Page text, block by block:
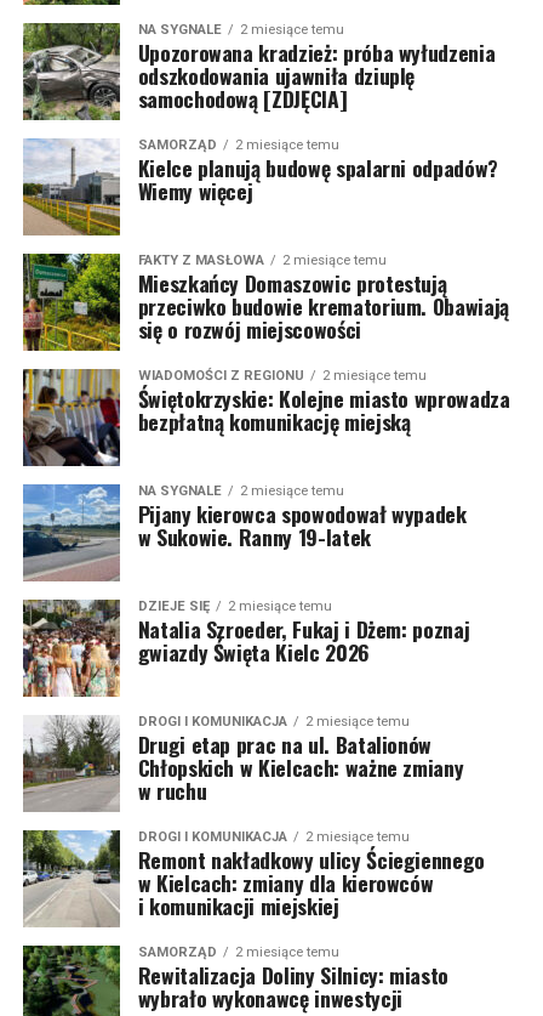
NA SYGNALE 2 miesiące temu
Upozorowana kradzież: próba wyłudzenia
odszkodowania ujawniła dziuplę
samochodową [ZDJĘCIA]
SAMORZĄD 2 miesiące temu
Kielce planują budowę spalarni odpadów?
Wiemy więcej
FAKTY Z MASŁOWA 2 miesiące temu
Mieszkańcy Domaszowic protestują
przeciwko budowie krematorium. Obawiają
się o rozwój miejscowości
WIADOMOŚCI Z REGIONU 2 miesiące temu
Świętokrzyskie: Kolejne miasto wprowadza
bezpłatną komunikację miejską
NA SYGNALE 2 miesiące temu
Pijany kierowca spowodował wypadek
w Sukowie. Ranny 19-latek
DZIEJE SIĘ 2 miesiące temu
Natalia Szroeder, Fukaj i Dżem: poznaj
gwiazdy Święta Kielc 2026
DROGI I KOMUNIKACJA 2 miesiące temu
Drugi etap prac na ul. Batalionów
Chłopskich w Kielcach: ważne zmiany
w ruchu
DROGI I KOMUNIKACJA 2 miesiące temu
Remont nakładkowy ulicy Ściegiennego
w Kielcach: zmiany dla kierowców
i komunikacji miejskiej
SAMORZĄD 2 miesiące temu
Rewitalizacja Doliny Silnicy: miasto
wybrało wykonawcę inwestycji